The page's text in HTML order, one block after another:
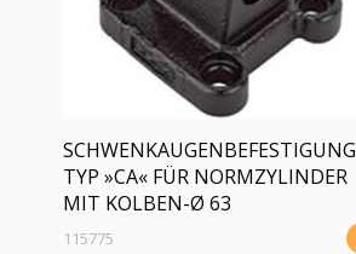
SCHWENKAUGENBEFESTIGUNG
TYP »CA« FÜR NORMZYLINDER
MIT KOLBEN-Ø 63
115775